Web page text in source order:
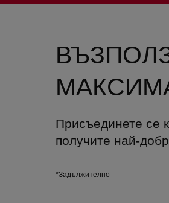
Присъединете се
получите най-
*Задължително